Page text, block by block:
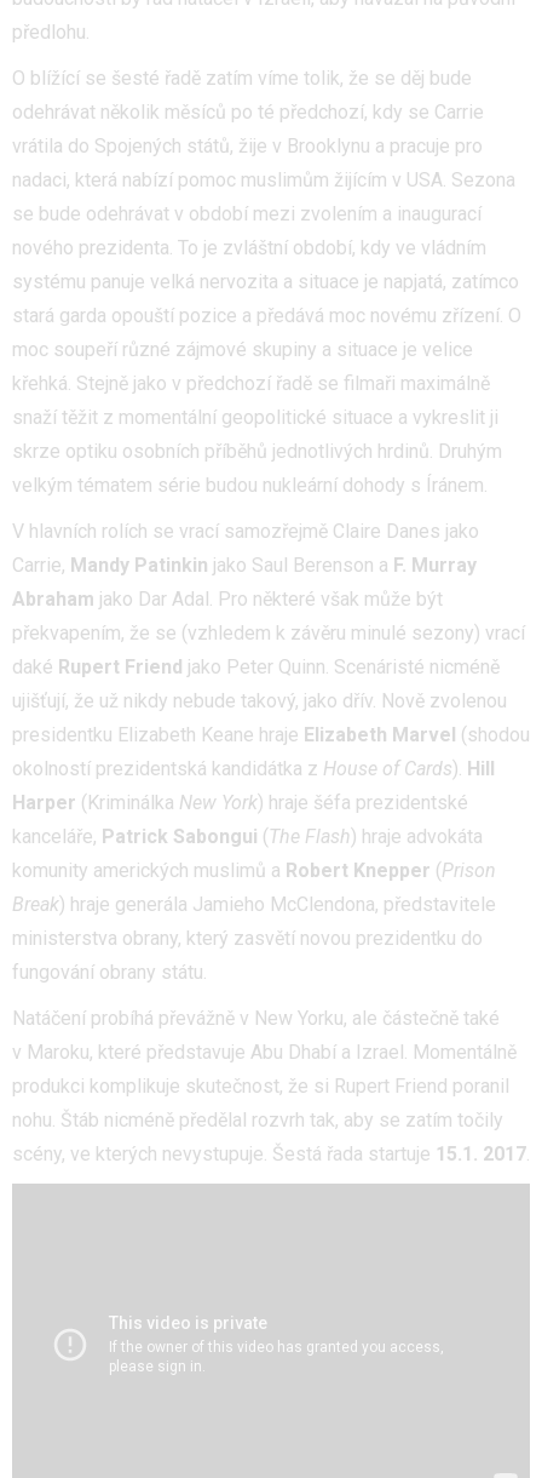
předlohu.
O blížící se šesté řadě zatím víme tolik, že se děj bude
odehrávat několik měsíců po té předchozí, kdy se Carrie
vrátila do Spojených států, žije v Brooklynu a pracuje pro
nadaci, která nabízí pomoc muslimům žijícím v USA. Sezona
se bude odehrávat v období mezi zvolením a inaugurací
nového prezidenta. To je zvláštní období, kdy ve vládním
systému panuje velká nervozita a situace je napjatá, zatímco
stará garda opouští pozice a předává moc novému zřízení. O
moc soupeří různé zájmové skupiny a situace je velice
křehká. Stejně jako v předchozí řadě se filmaři maximálně
snaží těžit z momentální geopolitické situace a vykreslit ji
skrze optiku osobních příběhů jednotlivých hrdinů. Druhým
velkým tématem série budou nukleární dohody s Íránem.
V hlavních rolích se vrací samozřejmě Claire Danes jako
Carrie, Mandy Patinkin jako Saul Berenson a F. Murray
Abraham jako Dar Adal. Pro některé však může být
překvapením, že se (vzhledem k závěru minulé sezony) vrací
daké Rupert Friend jako Peter Quinn. Scenáristé nicméně
ujišťují, že už nikdy nebude takový, jako dřív. Nově zvolenou
presidentku Elizabeth Keane hraje Elizabeth Marvel (shodou
okolností prezidentská kandidátka z House of Cards). Hill
Harper (Kriminálka New York) hraje šéfa prezidentské
kanceláře, Patrick Sabongui (The Flash) hraje advokáta
komunity amerických muslimů a Robert Knepper (Prison
Break) hraje generála Jamieho McClendona, představitele
ministerstva obrany, který zasvětí novou prezidentku do
fungování obrany státu.
Natáčení probíhá převážně v New Yorku, ale částečně také
v Maroku, které představuje Abu Dhabí a Izrael. Momentálně
produkci komplikuje skutečnost, že si Rupert Friend poranil
nohu. Štáb nicméně předělal rozvrh tak, aby se zatím točily
scény, ve kterých nevystupuje. Šestá řada startuje 15.1. 2017.